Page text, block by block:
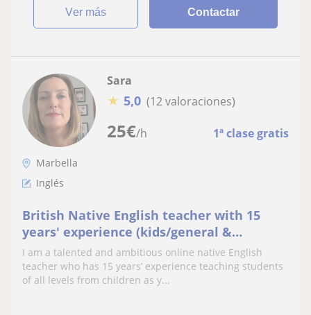
ver más Contactar
25€/h 1ª clase gratis
Sara
★ 5,0 (12 valoraciones)
Marbella
Inglés
British Native English teacher with 15
years' experience (kids/general &
business English/Cambridge certificates)
FREE TRIAL CLASS
I am a talented and ambitious online native English
teacher who has 15 years’ experience teaching students
of all levels from children as y...